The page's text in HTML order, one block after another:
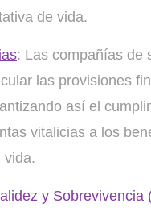
de vida.
: Las compañías de
las provisiones
así el
vitalicias a los
vida.
y Sobrevivencia